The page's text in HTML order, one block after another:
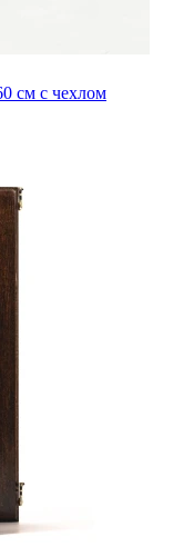
см с чехлом